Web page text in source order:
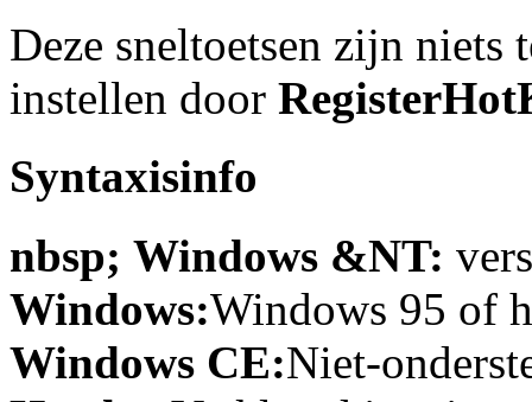
Deze sneltoetsen zijn niets
instellen door
Syntaxisinfo
nbsp; Windows &NT:
Windows:Windows 95 of
Windows CE:Niet-